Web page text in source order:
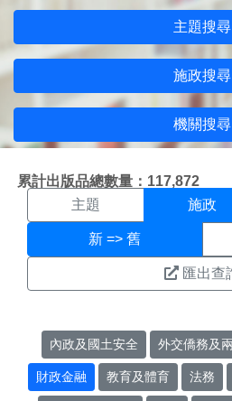
主題搜尋
施政搜尋
機關搜尋
累計出版品總數量：117,872
施政搜尋結果
主題 施政
新 => 舊
匯出查
內政及國土安全 外交僑務及
財政金融 教育及體育 法務